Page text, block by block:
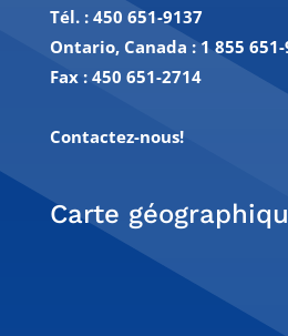
Tél. : 450 651-9137
Ontario, Canada : 1 855
Fax : 450 651-2714
Contactez-nous!
Carte